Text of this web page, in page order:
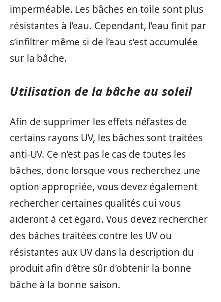
imperméable. Les bâches en toile sont plus
résistantes à l’eau. Cependant, l’eau finit par
s’infiltrer même si de l’eau s’est accumulée
sur la bâche.
Utilisation de la bâche au soleil
Afin de supprimer les effets néfastes de
certains rayons UV, les bâches sont traitées
anti-UV. Ce n’est pas le cas de toutes les
bâches, donc lorsque vous recherchez une
option appropriée, vous devez également
rechercher certaines qualités qui vous
aideront à cet égard. Vous devez rechercher
des bâches traitées contre les UV ou
résistantes aux UV dans la description du
produit afin d’être sûr d’obtenir la bonne
bâche à la bonne saison.